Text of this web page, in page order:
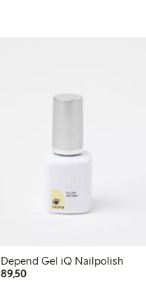
Depend Gel iQ Nailpolish
89,5089,50 kr